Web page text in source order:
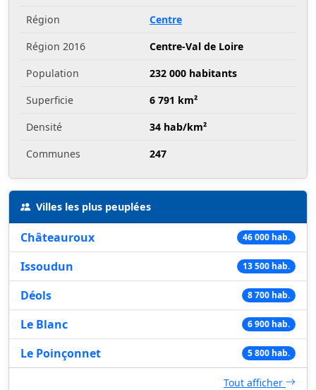
Région
Centre
Région 2016
Centre-Val de Loire
Population
232 000 habitants
Superficie
6 791 km²
Densité
34 hab/km²
Communes
247
Villes les plus peuplées
Châteauroux 46 000 hab.
Issoudun 13 500 hab.
Déols 8 700 hab.
Le Blanc 6 900 hab.
Le Poinçonnet 5 800 hab.
Tout afficher